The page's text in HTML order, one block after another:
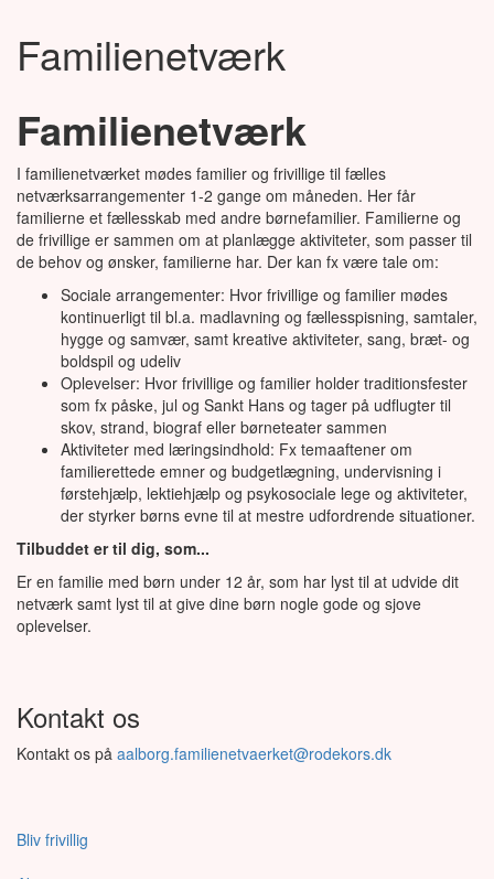
Familienetværk
Familienetværk
I familienetværket mødes familier og frivillige til fælles
netværksarrangementer 1-2 gange om måneden. Her får
familierne et fællesskab med andre børnefamilier. Familierne og
de frivillige er sammen om at planlægge aktiviteter, som passer til
de behov og ønsker, familierne har. Der kan fx være tale om:
Sociale arrangementer: Hvor frivillige og familier mødes
kontinuerligt til bl.a. madlavning og fællesspisning, samtaler,
hygge og samvær, samt kreative aktiviteter, sang, bræt- og
boldspil og udeliv
Oplevelser: Hvor frivillige og familier holder traditionsfester
som fx påske, jul og Sankt Hans og tager på udflugter til
skov, strand, biograf eller børneteater sammen
Aktiviteter med læringsindhold: Fx temaaftener om
familierettede emner og budgetlægning, undervisning i
førstehjælp, lektiehjælp og psykosociale lege og aktiviteter,
der styrker børns evne til at mestre udfordrende situationer.
Tilbuddet er til dig, som...
Er en familie med børn under 12 år, som har lyst til at udvide dit
netværk samt lyst til at give dine børn nogle gode og sjove
oplevelser.
Kontakt os
Kontakt os på aalborg.familienetvaerket@rodekors.dk
Bliv frivillig